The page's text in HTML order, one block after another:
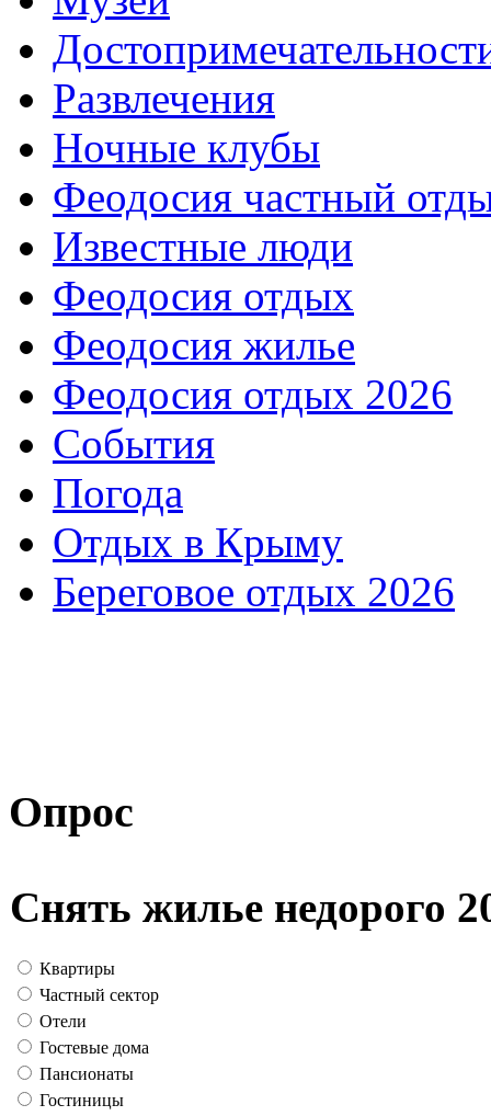
Развлечения
Ночные клубы
Феодосия частный
Известные люди
Феодосия отдых
Феодосия жилье
Феодосия отдых 2026
События
Погода
Отдых в Крыму
Береговое отдых 2026
Опрос
Снять жилье недорого
Квартиры
Частный сектор
Отели
Гостевые дома
Пансионаты
Гостиницы